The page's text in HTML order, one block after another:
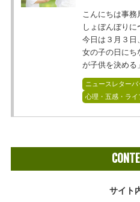
こんにちは事
しょぼんぼりに
今日は３月３日
女の子の日にち
が子供を決める
ニュースレター
心理・五感・ライ
サイト